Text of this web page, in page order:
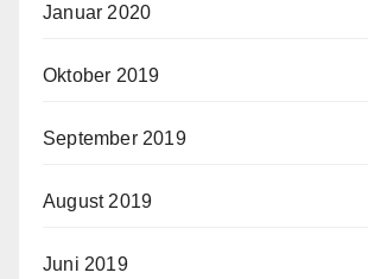
Januar 2020
Oktober 2019
September 2019
August 2019
Juni 2019